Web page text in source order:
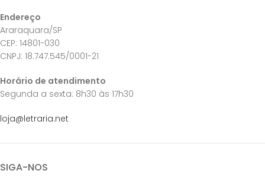
Endereço
Araraquara/SP
CEP: 14801-030
CNPJ: 18.747.545/0001-21
Horário de atendimento
Segunda a sexta: 8h30 às 17h30
loja@letraria.net
SIGA-NOS